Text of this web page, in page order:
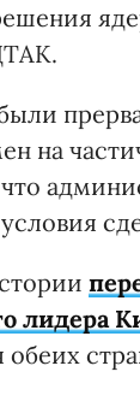
на
лидера
обеих